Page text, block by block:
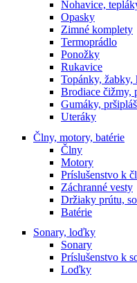
Nohavice,
Opasky
Zimné komplety
Termoprádlo
Ponožky
Rukavice
Topánky, žabky,
Brodiace čižmy,
Gumáky,
Uteráky
Člny, motory, batérie
Člny
Motory
Príslušenstvo k
Záchranné vesty
Držiaky prútu,
Batérie
Sonary, loďky
Sonary
Príslušenstvo k
Loďky